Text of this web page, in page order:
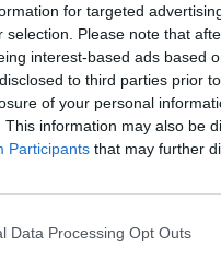
for targeted
selection. Please note that
interest-based ads based
to third parties prior
of your personal
This information may also be
Participants that may further
Data Processing Opt Outs
działalność
twórcze.